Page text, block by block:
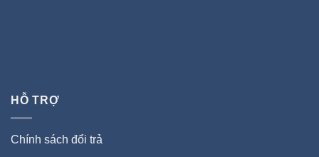
HỖ TRỢ
Chính sách đổi trả